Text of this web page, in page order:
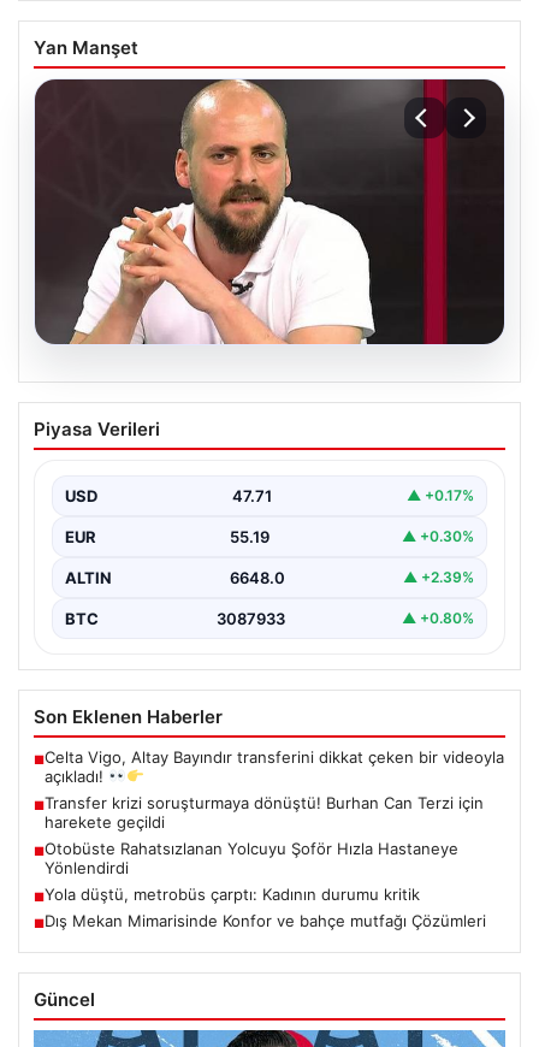
Yan Manşet
Transfer krizi soruşturmaya dönüştü!
Burhan Can Terzi için harekete geçildi
Piyasa Verileri
USD 47.71 ▲ +0.17%
EUR 55.19 ▲ +0.30%
ALTIN 6648.0 ▲ +2.39%
BTC 3087933 ▲ +0.80%
Son Eklenen Haberler
■Celta Vigo, Altay Bayındır transferini dikkat çeken bir videoyla
açıkladı!
■Transfer krizi soruşturmaya dönüştü! Burhan Can Terzi için
harekete geçildi
■Otobüste Rahatsızlanan Yolcuyu Şoför Hızla Hastaneye
Yönlendirdi
■Yola düştü, metrobüs çarptı: Kadının durumu kritik
■Dış Mekan Mimarisinde Konfor ve bahçe mutfağı Çözümleri
Güncel